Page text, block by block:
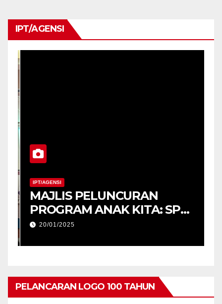
IPT/AGENSI
IPT/AGENSI
MAJLIS PELUNCURAN
PROGRAM ANAK KITA: SPM
2025 (USM) DAN
20/01/2025
PELANCARAN LOGO 100 TAHUN